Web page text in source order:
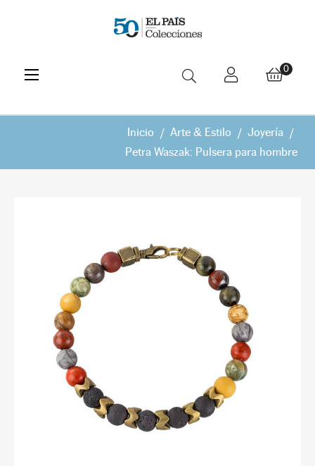
Navegación
de
☰ 0
Inicio Arte & Estilo
Joyería
Petra Waszak: Pulsera para hombre